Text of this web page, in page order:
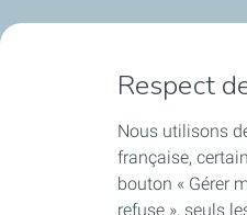
Respect
Nous utilisons
française,
bouton « Gérer
refuse », seuls